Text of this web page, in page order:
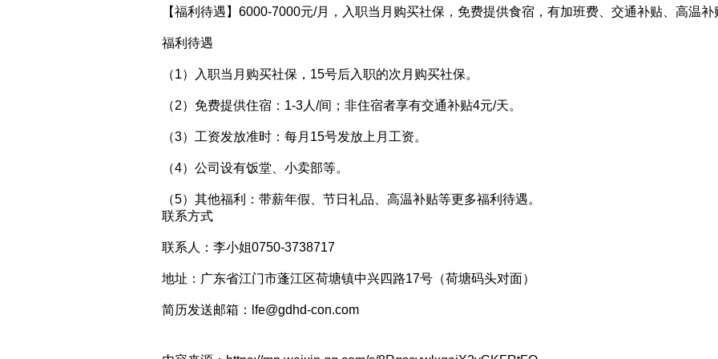
【福利待遇】6000-7000元/月，入职当月购买社保，免费提供食宿，有加班费、交通补贴、高温补
福利待遇
（1）入职当月购买社保，15号后入职的次月购买社保。
（2）免费提供住宿：1-3人/间；非住宿者享有交通补贴4元/天。
（3）工资发放准时：每月15号发放上月工资。
（4）公司设有饭堂、小卖部等。
（5）其他福利：带薪年假、节日礼品、高温补贴等更多福利待遇。
联系方式
联系人：李小姐0750-3738717
地址：广东省江门市蓬江区荷塘镇中兴四路17号（荷塘码头对面）
简历发送邮箱：lfe@gdhd-con.com